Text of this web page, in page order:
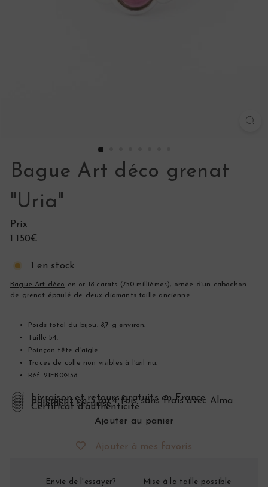
Bague Art déco grenat
"Uria"
Prix
Prix
1 150€
1 en stock
Bague Art déco en or 18 carats (750 millièmes), ornée d'un cabochon
de grenat épaulé de deux diamants taille ancienne.
Poids total du bijou: 8,7 g environ.
Taille 54.
Poinçon tête d'aigle.
Traces de colle non visibles à l'œil nu.
Réf. 21FB09438.
Livraison et retours gratuits en France
Paiement en 3 ou 4 fois sans frais avec Alma
Paiement sécurisé
Certificat d’authenticité
Ajouter au panier
Ajouter à mes favoris
Envie de l'essayer?
Mise à la taille possible